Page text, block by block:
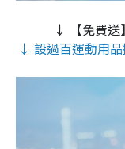
↓ 【免費送
↓ 設過百運動用